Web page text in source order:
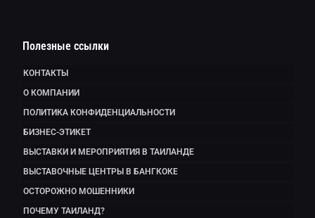
Полезные ссылки
КОНТАКТЫ
О КОМПАНИИ
ПОЛИТИКА КОНФИДЕНЦИАЛЬНОСТИ
БИЗНЕС-ЭТИКЕТ
ВЫСТАВКИ И МЕРОПРИЯТИЯ В ТАИЛАНДЕ
ВЫСТАВОЧНЫЕ ЦЕНТРЫ В БАНГКОКЕ
ОСТОРОЖНО МОШЕННИКИ
ПОЧЕМУ ТАИЛАНД?